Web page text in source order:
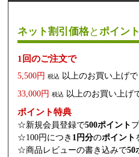
ネット割引価格とポイン
1回のご注文で
5,500円 税込 以上のお買い上げで
33,000円 税込 以上のお買い上げ
ポイント特典
☆新規会員登録で500ポイント
☆100円につき 1円分のポイント
☆商品レビューの書き込みで50